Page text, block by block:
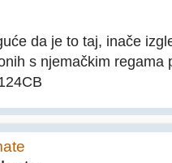
da je to taj, inače
s njemačkim regama